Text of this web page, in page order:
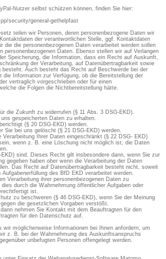
Nutzer selbst schützen können, finden Sie hier:
security/general-gethelpfast
teilen wir Personen, deren personenbezogene Daten wir
der verantwortlichen Stelle, ggf. Kontaktdaten
die die personenbezogenen Daten verarbeitet werden sollen
personenbezogenen Daten. Ebenso stellen wir auf Verlangen
Speicherung, die Information, dass ein Recht auf Auskunft,
der Verarbeitung, auf Datenübertragbarkeit sowie
besteht. Auch besteht das Recht auf Beschwerde bei der
Information zur Verfügung, ob die Bereitstellung der
vertraglich vorgeschrieben oder für einen
die Folgen die Nichtbereitstellung hätte.
die Zukunft zu widerrufen (§ 11 Abs. 3 DSG-EKD).
gespeicherten Daten zu erhalten.
(§ 20 DSG-EKD) werden.
Sie bei uns gelöscht (§ 21 DSG-EKD) werden.
Ihrer Daten eingeschränkt (§ 22 DSG- EKD)
wenn z. B. eine Löschung nicht möglich ist, die Daten
sind. Dieses Recht gilt insbesondere dann, wenn Sie zur
gegeben haben ober wenn die Verarbeitung der Daten
Das Recht auf Datenübertragbarkeit besteht nicht, soweit
des BfD EKD verarbeitet werden.
Verarbeitung ihrer personenbezogenen Daten zu
durch die Wahrnehmung öffentlicher Aufgaben oder
ist.
zu beschweren (§ 46 DSG-EKD), wenn Sie der Meinung
die gesetzlichen Vorgaben verstößt.
nehmen Sie Kontakt mit dem Beauftragten für den
für den Datenschutz auf.
möglicherweise Informationen bei Ihnen anfordern, um
z. B. bei der Wahrnehmung des Auskunftsanspruchs
unbefugten Personen offengelegt werden.